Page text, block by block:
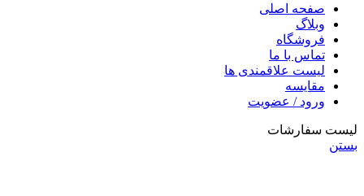
صفحه اصلی
وبلاگ
فروشگاه
تماس با ما
لیست علاقمندی ها
مقایسه
ورود / عضویت
لیست سفارشات
بستن